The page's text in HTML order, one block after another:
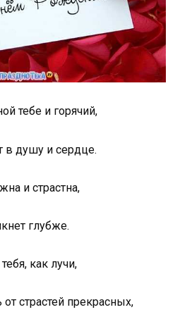
тебе и горячий,
в душу и сердце.
и страстна,
глубже.
как лучи,
страстей прекрасных,